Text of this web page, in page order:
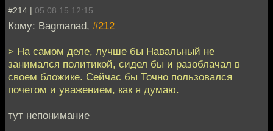
#214 | 05.08.15 12:15
Кому: Bagmanad, #212
> На самом деле, лучше бы Навальный не
занимался политикой, сидел бы и разоблачал в
своем бложике. Сейчас бы Точно пользовался
почетом и уважением, как я думаю.
тут непонимание